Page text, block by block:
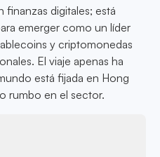
digitales; está
emerger como un líder
y criptomonedas
El viaje apenas ha
está fijada en Hong
rumbo en el sector.